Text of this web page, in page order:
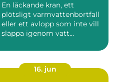
En läckande kran, ett
plötsligt varmvattenbortfall
eller ett avlopp som inte vill
släppa igenom vatt...
16. jun